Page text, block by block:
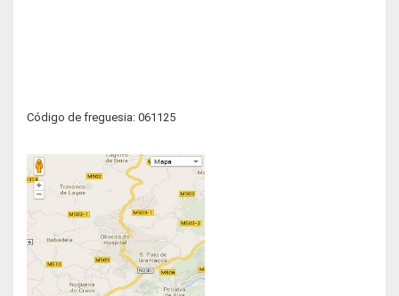
Código de freguesia: 061125